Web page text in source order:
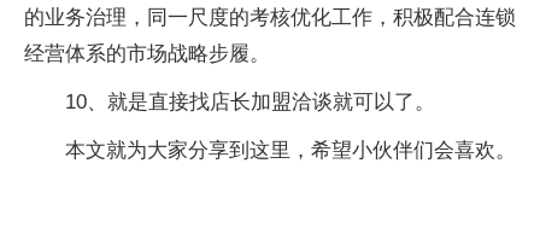
的业务治理，同一尺度的考核优化工作，积极配合连锁
经营体系的市场战略步履。
10、就是直接找店长加盟洽谈就可以了。
本文就为大家分享到这里，希望小伙伴们会喜欢。